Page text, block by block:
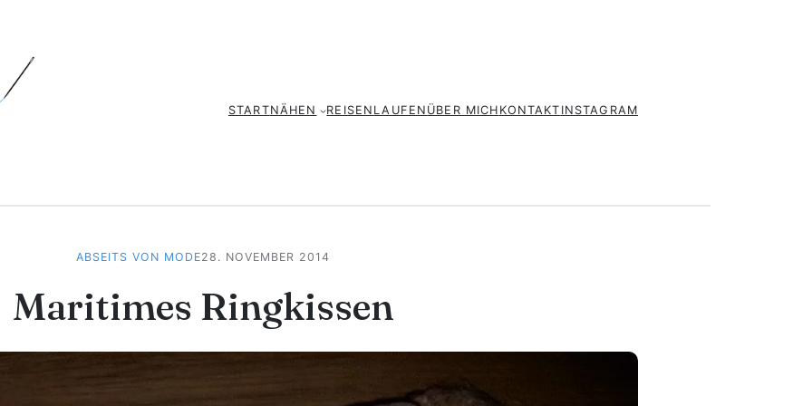
STARTNÄHEN REISEN LAUFEN ÜBER MICH KONTAKT INSTAGRAM
ABSEITS VON MODE28. NOVEMBER 2014
Maritimes Ringkissen